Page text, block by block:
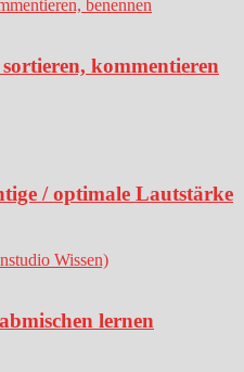
kommentieren
/ optimale Lautstärke
lernen